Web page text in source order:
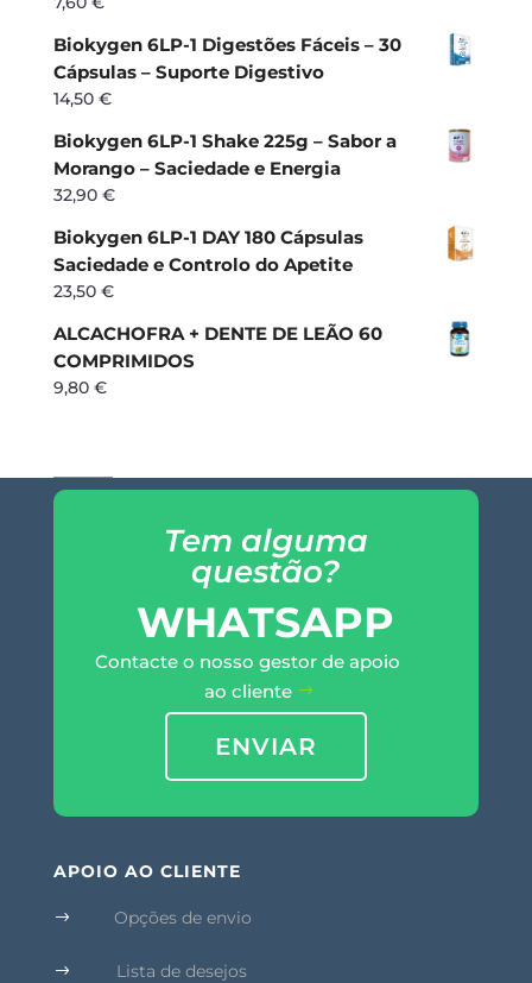
Biokygen 6LP-1 Digestões Fáceis – 30
Cápsulas – Suporte Digestivo
14,50 €
Biokygen 6LP-1 Shake 225g – Sabor a
Morango – Saciedade e Energia
32,90 €
Biokygen 6LP-1 DAY 180 Cápsulas
Saciedade e Controlo do Apetite
23,50 €
ALCACHOFRA + DENTE DE LEÃO 60
COMPRIMIDOS
9,80 €
Tem alguma
questão?
WHATSAPP
Contacte o nosso gestor de apoio
ao cliente
ENVIAR
APOIO AO CLIENTE
$ Opções de envio
$ Lista de desejos